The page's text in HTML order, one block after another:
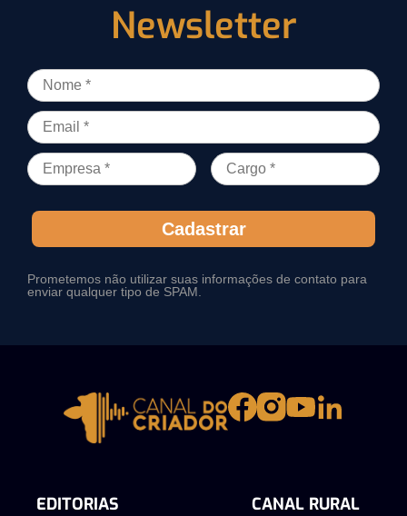
Newsletter
Cadastrar
Prometemos não utilizar suas informações de contato para
enviar qualquer tipo de SPAM.
EDITORIAS CANAL RURAL